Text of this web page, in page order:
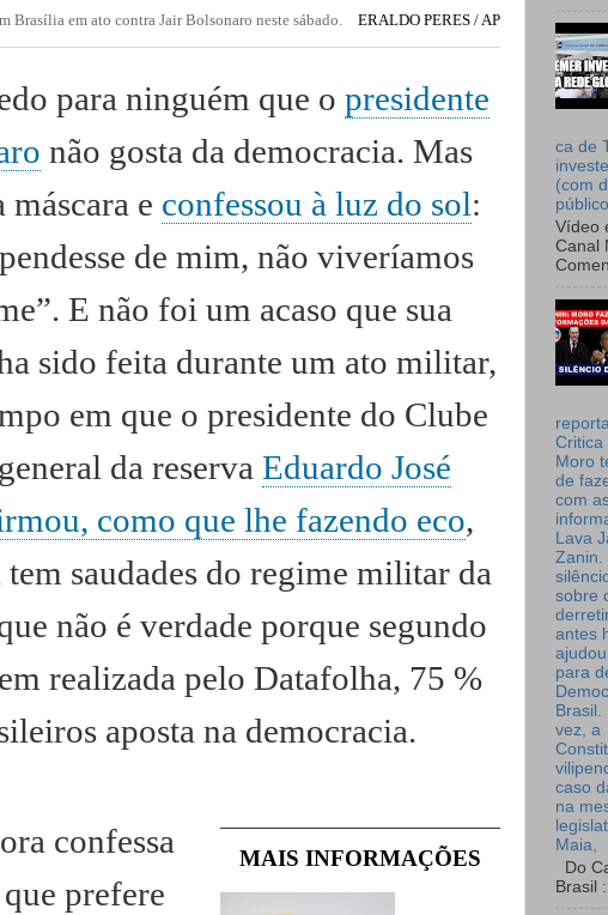
Brasília em ato contra Jair Bolsonaro neste sábado. ERALDO PERES / AP
para ninguém que o presidente
não gosta da democracia. Mas
e confessou à luz do sol:
de mim, não viveríamos
E não foi um acaso que sua
sido feita durante um ato militar,
em que o presidente do Clube
da reserva Eduardo José
como que lhe fazendo eco,
saudades do regime militar da
não é verdade porque segundo
realizada pelo Datafolha, 75 %
aposta na democracia.
MAIS INFORMAÇÕES
confessa
prefere
ca de
(com
Vídeo
Canal
Critica
Moro
de
com
Lava
Zanin.
sobre
antes
para
Brasil.
vez, a
caso
na
Maia,
Do
Brasil :